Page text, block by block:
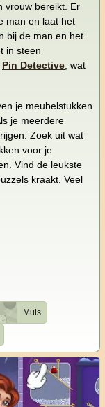
vrouw bereikt. Er
man en laat het
bij de man en het
in steen
Pin Detective, wat
je meubelstukken
je meerdere
Zoek uit wat
voor je
Vind de leukste
kraakt. Veel
Muis